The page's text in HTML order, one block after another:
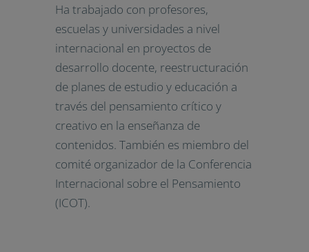
Ha trabajado con profesores,
escuelas y universidades a nivel
internacional en proyectos de
desarrollo docente, reestructuración
de planes de estudio y educación a
través del pensamiento crítico y
creativo en la enseñanza de
contenidos. También es miembro del
comité organizador de la Conferencia
Internacional sobre el Pensamiento
(ICOT).